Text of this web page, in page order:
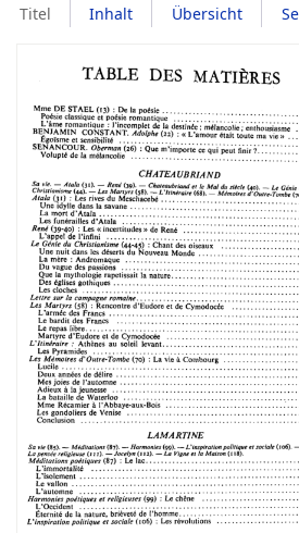
Titel Inhalt Übersicht